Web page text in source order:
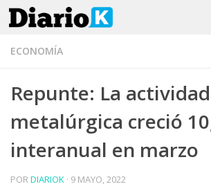
Saltar al contenido
ECONOMÍA
Repunte: La actividad
metalúrgica creció
interanual en marzo
PORDIARIOK · 9 MAYO, 2022